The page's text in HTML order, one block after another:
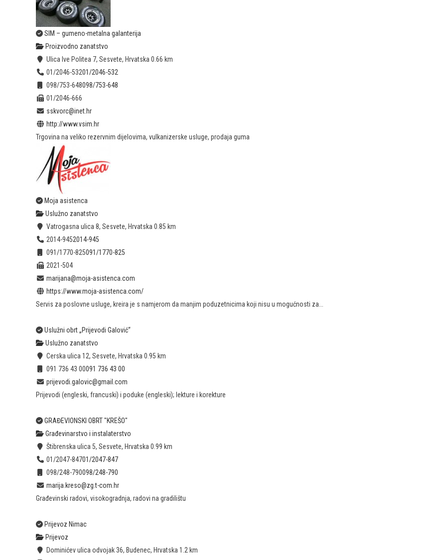
SIM – gumeno-metalna galanterija
Proizvodno zanatstvo
Ulica Ive Politea 7, Sesvete, Hrvatska 0.66 km
01/2046-53201/2046-532
098/753-648098/753-648
01/2046-666
sskvorc@inet.hr
http://www.vsim.hr
Trgovina na veliko rezervnim dijelovima, vulkanizerske usluge, prodaja guma
Moja asistenca
Uslužno zanatstvo
Vatrogasna ulica 8, Sesvete, Hrvatska 0.85 km
2014-9452014-945
091/1770-825091/1770-825
2021-504
marijana@moja-asistenca.com
https://www.moja-asistenca.com/
Servis za poslovne usluge, kreira je s namjerom da manjim poduzetnicima koji nisu u mogućnosti za...
Uslužni obrt „Prijevodi Galović“
Uslužno zanatstvo
Cerska ulica 12, Sesvete, Hrvatska 0.95 km
091 736 43 00091 736 43 00
prijevodi.galovic@gmail.com
Prijevodi (engleski, francuski) i poduke (engleski); lekture i korekture
GRAĐEVIONSKI OBRT "KREŠO"
Građevinarstvo i instalaterstvo
Štibrenska ulica 5, Sesvete, Hrvatska 0.99 km
01/2047-84701/2047-847
098/248-790098/248-790
marija.kreso@zg.t-com.hr
Građevinski radovi, visokogradnja, radovi na gradilištu
Prijevoz Nimac
Prijevoz
Dominićev ulica odvojak 36, Budenec, Hrvatska 1.2 km